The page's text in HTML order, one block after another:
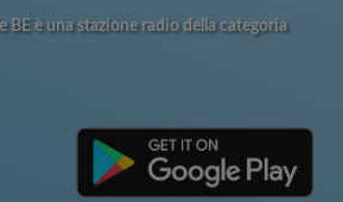
BE è una stazione radio della categoria